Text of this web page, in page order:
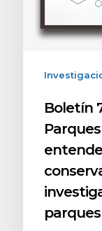
Boletín